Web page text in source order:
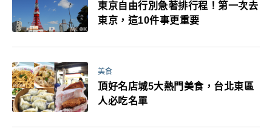
東京自由行別急著排行程！第一次去
東京，這10件事更重要
美食
頂好名店城5大熱門美食，台北東區
人必吃名單